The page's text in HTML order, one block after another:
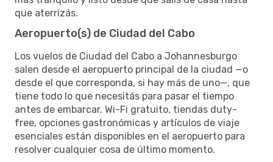
que aterrizás.
Aeropuerto(s) de Ciudad del Cabo
Los vuelos de Ciudad del Cabo a Johannesburgo
salen desde el aeropuerto principal de la ciudad —o
desde el que corresponda, si hay más de uno—, que
tiene todo lo que necesitás para pasar el tiempo
antes de embarcar. Wi-Fi gratuito, tiendas duty-
free, opciones gastronómicas y artículos de viaje
esenciales están disponibles en el aeropuerto para
resolver cualquier cosa de último momento.